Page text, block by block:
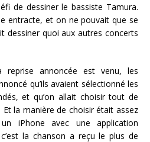
de dessiner le bassiste Tamura.
entracte, et on ne pouvait que se
dessiner quoi aux autres concerts
annoncée est venu, les
qu’ils avaient sélectionné les
et qu’on allait choisir tout de
la manière de choisir était assez
iPhone avec une application
la chanson a reçu le plus de